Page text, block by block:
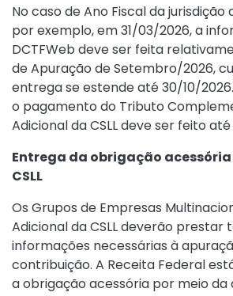
No caso de Ano Fiscal da jurisdição
por exemplo, em 31/03/2026, a
DCTFWeb deve ser feita
de Apuração de Setembro/2026,
entrega se estende até 30/10/
o pagamento do Tributo
Adicional da CSLL deve ser feito
Entrega da obrigação
CSLL
Os Grupos de Empresas
Adicional da CSLL deverão prestar
informações necessárias à
contribuição. A Receita Federal
a obrigação acessória por meio da